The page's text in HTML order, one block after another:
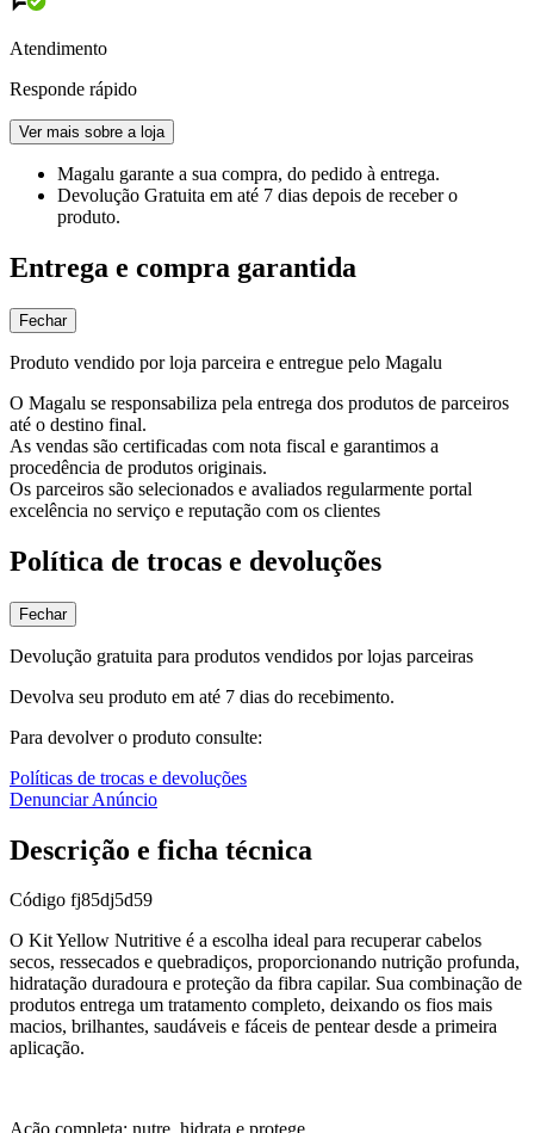
Atendimento
Responde rápido
Ver mais sobre a loja
Magalu garante a sua compra, do pedido à entrega.
Devolução Gratuita em até 7 dias depois de receber o
produto.
Entrega e compra garantida
Fechar
Produto vendido por loja parceira e entregue pelo Magalu
O Magalu se responsabiliza pela entrega dos produtos de parceiros
até o destino final.
As vendas são certificadas com nota fiscal e garantimos a
procedência de produtos originais.
Os parceiros são selecionados e avaliados regularmente portal
excelência no serviço e reputação com os clientes
Política de trocas e devoluções
Fechar
Devolução gratuita para produtos vendidos por lojas parceiras
Devolva seu produto em até 7 dias do recebimento.
Para devolver o produto consulte:
Políticas de trocas e devoluções
Denunciar Anúncio
Descrição e ficha técnica
Código fj85dj5d59
O Kit Yellow Nutritive é a escolha ideal para recuperar cabelos
secos, ressecados e quebradiços, proporcionando nutrição profunda,
hidratação duradoura e proteção da fibra capilar. Sua combinação de
produtos entrega um tratamento completo, deixando os fios mais
macios, brilhantes, saudáveis e fáceis de pentear desde a primeira
aplicação.